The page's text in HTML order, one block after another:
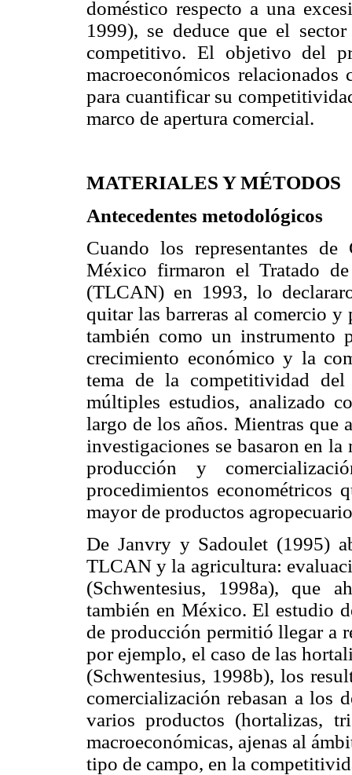
doméstico respecto a una
1999), se deduce que el
competitivo. El objetivo del
macroeconómicos
para cuantificar su
marco de apertura comercial.
MATERIALES Y MÉTODOS
Antecedentes metodológicos
Cuando los representantes
México firmaron el Tratado
(TLCAN) en 1993, lo
quitar las barreras al comercio
también como un instrumento
crecimiento económico y la
tema de la competitividad
múltiples estudios, analizado
largo de los años. Mientras que
investigaciones se basaron en
producción y
procedimientos econométricos
mayor de productos
De Janvry y Sadoulet (1995)
TLCAN y la agricultura:
(Schwentesius, 1998a), que
también en México. El estudio
de producción permitió llegar a
por ejemplo, el caso de las
(Schwentesius, 1998b), los
comercialización rebasan a los
varios productos (hortalizas,
macroeconómicas, ajenas al
tipo de campo, en la